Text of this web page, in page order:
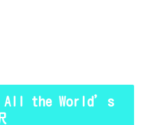
All the World’s